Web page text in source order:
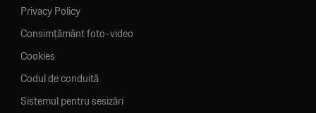
Privacy Policy
Consimțământ foto-video
Cookies
Codul de conduită
Sistemul pentru sesizări